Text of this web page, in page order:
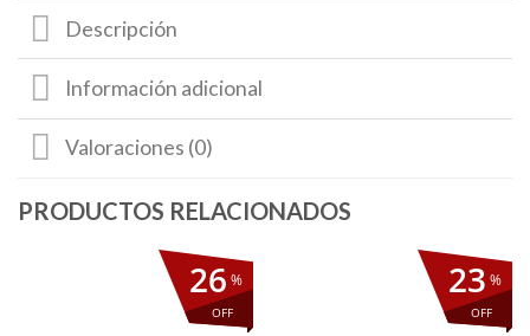
Descripción
Información adicional
Valoraciones (0)
%
OFF
26 %
OFF
23